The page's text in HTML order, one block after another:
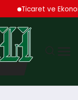
Ticaret ve Ekonomik